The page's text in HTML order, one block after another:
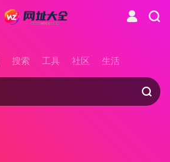
搜索 工具 社区 生活